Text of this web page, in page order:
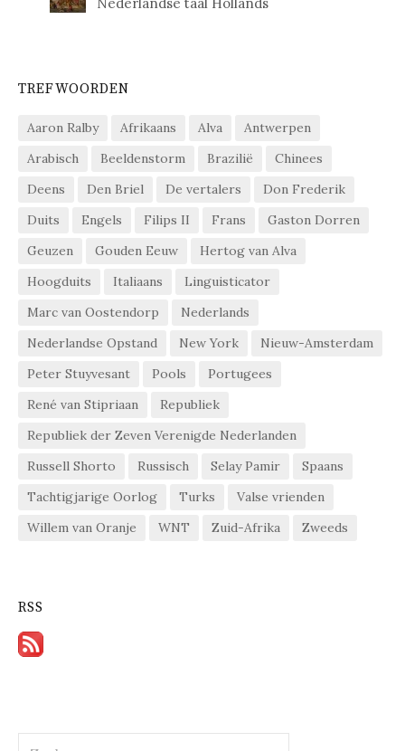
TREFWOORDEN
Aaron Ralby Afrikaans Alva
Antwerpen
Arabisch
Beeldenstorm Brazilië
Chinees
Deens
Den Briel De vertalers
Don Frederik
Duits
Engels Filips II Frans
Gaston Dorren
Geuzen
Gouden Eeuw
Hertog van Alva
Hoogduits
Italiaans
Linguisticator
Marc van Oostendorp
Nederlands
Nederlandse Opstand
New York
Nieuw-Amsterdam
Peter Stuyvesant
Pools
Portugees
René van Stipriaan
Republiek
Republiek der Zeven Verenigde Nederlanden
Russell Shorto
Russisch Selay Pamir
Spaans
Tachtigjarige Oorlog
Turks
Valse vrienden
Willem van Oranje
WNT Zuid-Afrika Zweeds
RSS